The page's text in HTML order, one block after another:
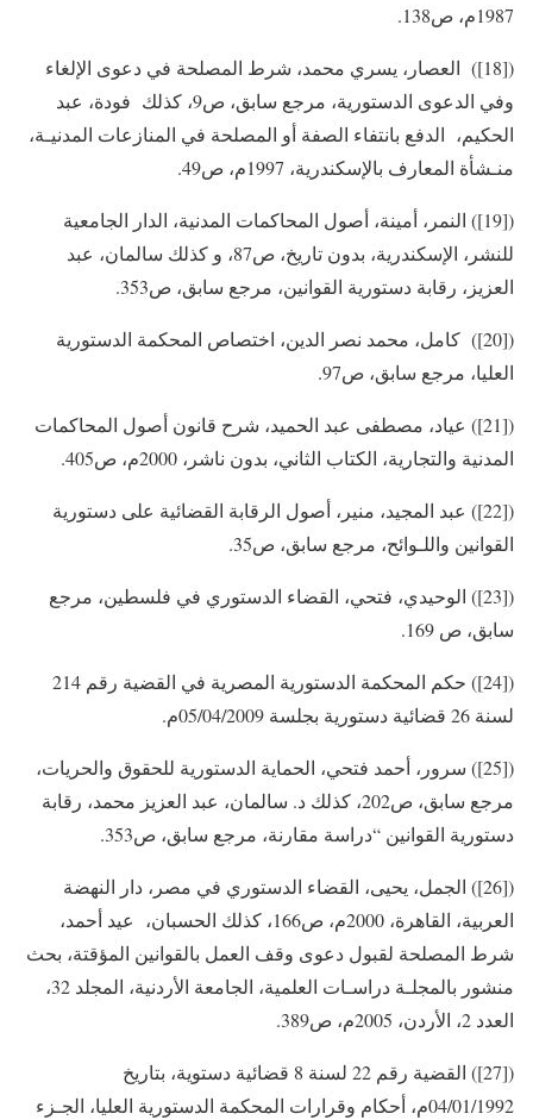
1987م، ص138.
([18]) العصار، يسري محمد، شرط المصلحة في دعوى الإلغاء
وفي الدعوى الدستورية، مرجع سابق، ص9، كذلك فودة، عبد
الحكيم، الدفع بانتفاء الصفة أو المصلحة في المنازعات المدنيـة،
منـشأة المعارف بالإسكندرية، 1997م، ص49.
([19]) النمر، أمينة، أصول المحاكمات المدنية، الدار الجامعية
للنشر، الإسكندرية، بدون تاريخ، ص87، و كذلك سالمان، عبد
العزيز، رقابة دستورية القوانين، مرجع سابق، ص353.
([20]) كامل، محمد نصر الدين، اختصاص المحكمة الدستورية
العليا، مرجع سابق، ص97.
([21]) عياد، مصطفى عبد الحميد، شرح قانون أصول المحاكمات
المدنية والتجارية، الكتاب الثاني، بدون ناشر، 2000م، ص405.
([22]) عبد المجيد، منير، أصول الرقابة القضائية على دستورية
القوانين واللـوائح، مرجع سابق، ص35.
([23]) الوحيدي، فتحي، القضاء الدستوري في فلسطين، مرجع
سابق، ص 169.
([24]) حكم المحكمة الدستورية المصرية في القضية رقم 214
لسنة 26 قضائية دستورية بجلسة 05/04/2009م.
([25]) سرور، أحمد فتحي، الحماية الدستورية للحقوق والحريات،
مرجع سابق، ص202، كذلك د. سالمان، عبد العزيز محمد، رقابة
دستورية القوانين “دراسة مقارنة، مرجع سابق، ص353.
([26]) الجمل، يحيى، القضاء الدستوري في مصر، دار النهضة
العربية، القاهرة، 2000م، ص166، كذلك الحسبان، عيد أحمد،
شرط المصلحة لقبول دعوى وقف العمل بالقوانين المؤقتة، بحث
منشور بالمجلـة دراسـات العلمية، الجامعة الأردنية، المجلد 32،
العدد 2، الأردن، 2005م، ص389.
([27]) القضية رقم 22 لسنة 8 قضائية دستوية، بتاريخ
04/01/1992م، أحكام وقرارات المحكمة الدستورية العليا، الجـزء